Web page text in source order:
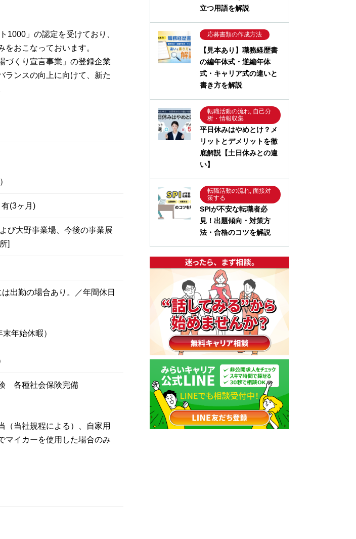
1000」の認定を受けており、
おこなっておいます。
づくり宣言事業」の登録企業
ランスの向上に向けて、新た
(3ヶ月)
び大野事業場、今後の事業展
]
出勤の場合あり。／年間休日
年始休暇）
各種社会保険完備
当社規程による）、自家用
イカーを使用した場合のみ
立つ用語を解説
応募書類の作成方法
【見本あり】職務経歴書
の編年体式・逆編年体
式・キャリア式の違いと
書き方を解説
転職活動の流れ, 自己分
析・情報収集
平日休みはやめとけ？メ
リットとデメリットを徹
底解説【土日休みとの違
い】
転職活動の流れ, 面接対
策する
SPIが不安な転職者必
見！出題傾向・対策方
法・合格のコツを解説